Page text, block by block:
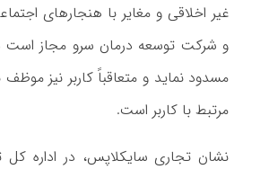
غیر اخلاقی و مغایر با هنجار‌های
و شرکت توسعه درمان سرو مجاز است
مسدود نماید و متعاقباً کاربر نیز
مرتبط با کاربر است.
نشان تجاری سایکلاپس، در اداره